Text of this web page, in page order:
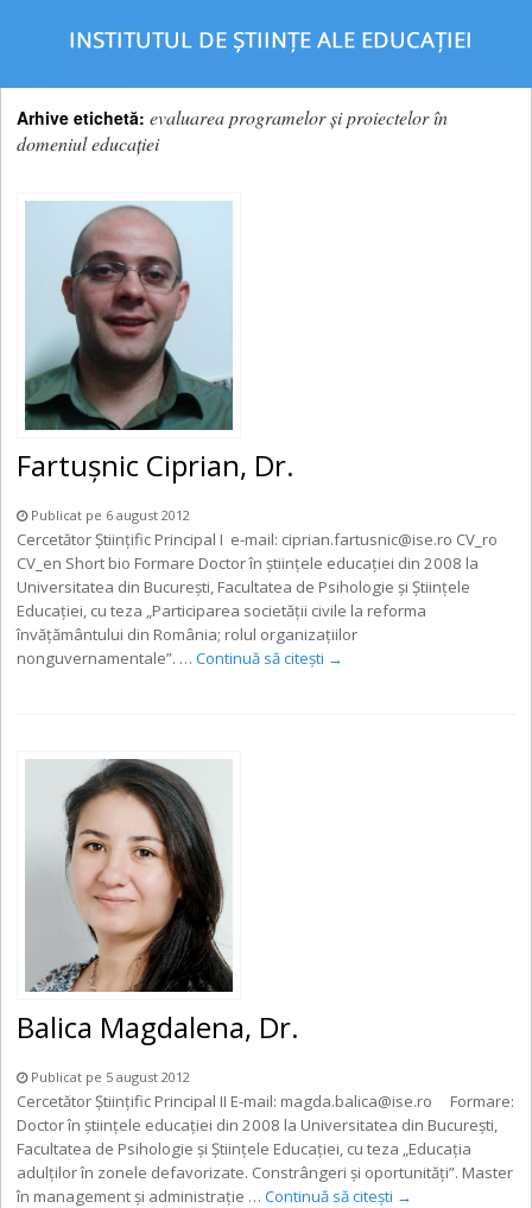
Arhive etichetă:evaluarea programelor şi proiectelor în
domeniul educaţiei
Fartușnic Ciprian, Dr.
Publicat pe 6 august 2012
Cercetător Științific Principal I e-mail: ciprian.fartusnic@ise.ro CV_ro
CV_en Short bio Formare Doctor în ştiinţele educaţiei din 2008 la
Universitatea din Bucureşti, Facultatea de Psihologie şi Ştiinţele
Educaţiei, cu teza „Participarea societăţii civile la reforma
învăţământului din România; rolul organizaţiilor
nonguvernamentale”. …Continuă să citești →
Balica Magdalena, Dr.
Publicat pe 5 august 2012
Cercetător Științific Principal II E-mail: magda.balica@ise.ro Formare:
Doctor în ştiinţele educaţiei din 2008 la Universitatea din Bucureşti,
Facultatea de Psihologie şi Ştiinţele Educaţiei, cu teza „Educaţia
adulţilor în zonele defavorizate. Constrângeri şi oportunităţi”. Master
în management şi administraţie …Continuă să citești →